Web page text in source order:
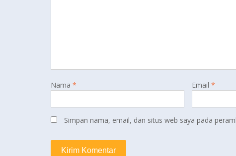
Nama * Email *
Simpan nama, email, dan situs web saya pada